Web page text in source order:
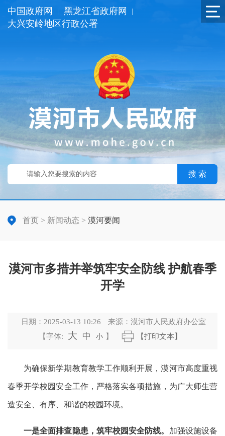
中国政府网 黑龙江省政府网
大兴安岭地区行政公署
搜 索
首页 > 新闻动态 > 漠河要闻
漠河市多措并举筑牢安全防线 护航春季
开学
日期： 2025-03-13 10:26 来源： 漠河市人民政府办公室
【字体:
大 中 小 】 【打印文本】
为确保新学期教育教学工作顺利开展，漠河市高度重视
春季开学校园安全工作，严格落实各项措施，为广大师生营
造安全、有序、和谐的校园环境。
一是全面排查隐患，筑牢校园安全防线。 加强设施设备